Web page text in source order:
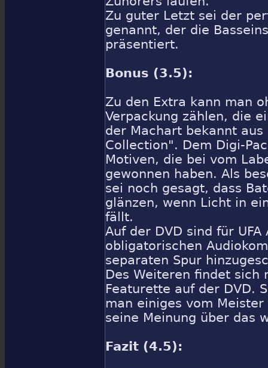
Zu guter Letzt sei der
genannt, der die
präsentiert.
Bonus (3.5):
Zu den Extra kann man
Verpackung zählen, die
der Machart bekannt
Collection". Dem Digi-
Motiven, die bei vom
gewonnen haben. Als
sei noch gesagt, dass
glänzen, wenn Licht in
fällt.
Auf der DVD sind für
obligatorischen
separaten Spur
Des Weiteren findet sich
Featurette auf der DVD.
man einiges vom
seine Meinung über das
Fazit (4.5):